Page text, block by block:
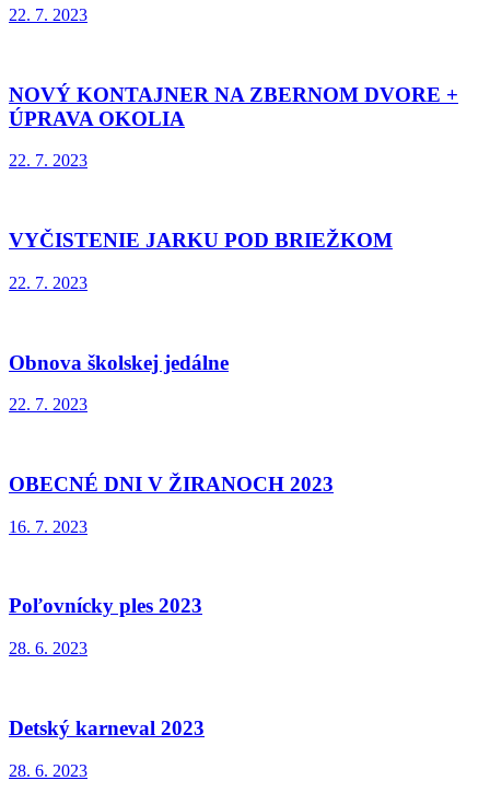
22. 7. 2023
NOVÝ KONTAJNER NA ZBERNOM DVORE +
ÚPRAVA OKOLIA
22. 7. 2023
VYČISTENIE JARKU POD BRIEŽKOM
22. 7. 2023
Obnova školskej jedálne
22. 7. 2023
OBECNÉ DNI V ŽIRANOCH 2023
16. 7. 2023
Poľovnícky ples 2023
28. 6. 2023
Detský karneval 2023
28. 6. 2023